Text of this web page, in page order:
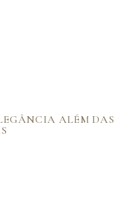
ALÉM DAS